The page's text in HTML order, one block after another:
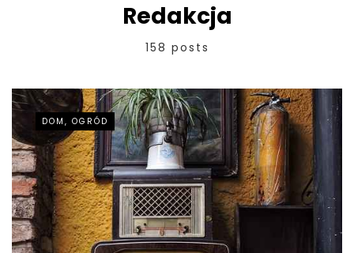
Redakcja
158 posts
DOM, OGRÓD